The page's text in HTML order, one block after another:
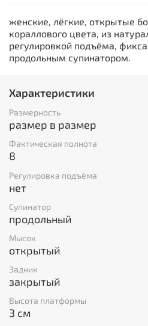
женские, лёгкие, открытые
кораллового цвета, из
регулировкой подъёма,
продольным супинатором.
Характеристики
Размерность
размер в размер
Фактическая полнота
8
Регулировка подъёма
нет
Супинатор
продольный
Мысок
открытый
Задник
закрытый
Высота платформы
3 см